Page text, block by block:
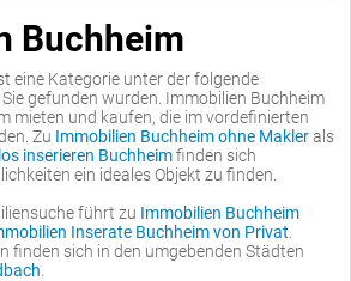
Buchheim
eine Kategorie unter der folgende
gefunden wurden. Immobilien Buchheim
mieten und kaufen, die im vordefinierten
Zu Immobilien Buchheim ohne Maklerals
inserieren Buchheimfinden sich
ein ideales Objekt zu finden.
führt zu Immobilien Buchheim
Inserate Buchheim von Privat
finden sich in den umgebenden Städten